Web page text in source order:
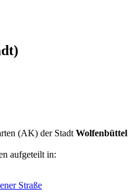
(AK) der Stadt Wolfenbüttel
aufgeteilt in:
Straße